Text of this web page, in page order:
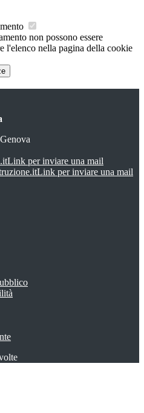
non possono essere
l'elenco nella pagina della cookie
Link per inviare una mail
Link per inviare una mail